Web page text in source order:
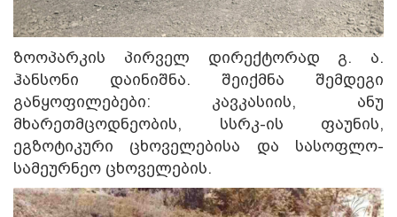
ისტორია
ზოოპარკის პირველ დირექტორად გ. ა.
ჰანსონი დაინიშნა. შეიქმნა შემდეგი
განყოფილებები: კავკასიის, ანუ
მხარეთმცოდნეობის, სსრკ-ის ფაუნის,
ეგზოტიკური ცხოველებისა და სასოფლო-
სამეურნეო ცხოველების.